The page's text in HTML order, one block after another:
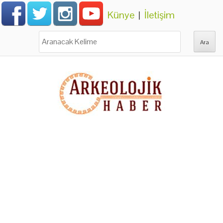
Künye | İletişim